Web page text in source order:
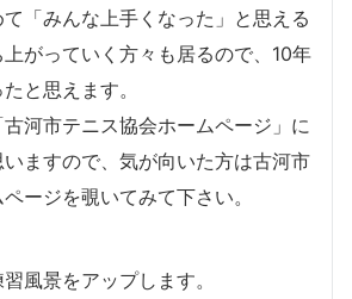
「みんな上手くなった」と思える
がっていく方々も居るので、10年
と思えます。
河市テニス協会ホームページ」に
ますので、気が向いた方は古河市
ージを覗いてみて下さい。
風景をアップします。